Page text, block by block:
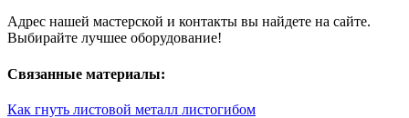
Адрес нашей мастерской и контакты вы найдете на сайте.
Выбирайте лучшее оборудование!
Связанные материалы:
Как гнуть листовой металл листогибом